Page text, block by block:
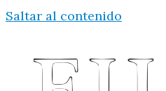
Saltar al contenido